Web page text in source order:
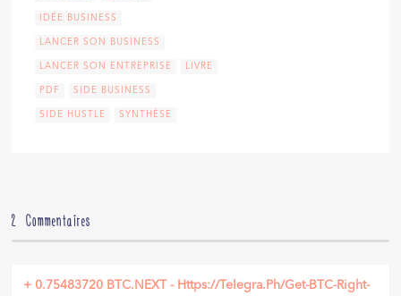
IDÉE BUSINESS
LANCER SON BUSINESS
LANCER SON ENTREPRISE LIVRE
PDF SIDE BUSINESS
SIDE HUSTLE SYNTHÈSE
2 Commentaires
+ 0.75483720 BTC.NEXT - Https://telegra.ph/Get-BTC-Right-